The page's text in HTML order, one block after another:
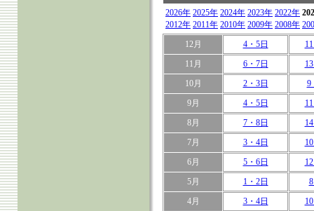
2026年 2025年 2024年 2023年 2022年
2012年 2011年 2010年 2009年 2008年
12月
4・5日
11月
6・7日
10月
2・3日
9
9月
4・5日
8月
7・8日
7月
3・4日
6月
5・6日
5月
1・2日
4月
3・4日